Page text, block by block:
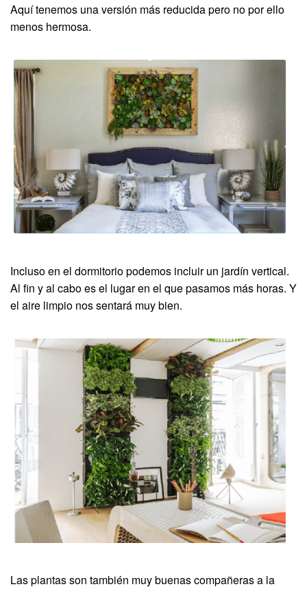
Aquí tenemos una versión más reducida pero no por ello
menos hermosa.
Incluso en el dormitorio podemos incluir un jardín vertical.
Al fin y al cabo es el lugar en el que pasamos más horas. Y
el aire limpio nos sentará muy bien.
Las plantas son también muy buenas compañeras a la